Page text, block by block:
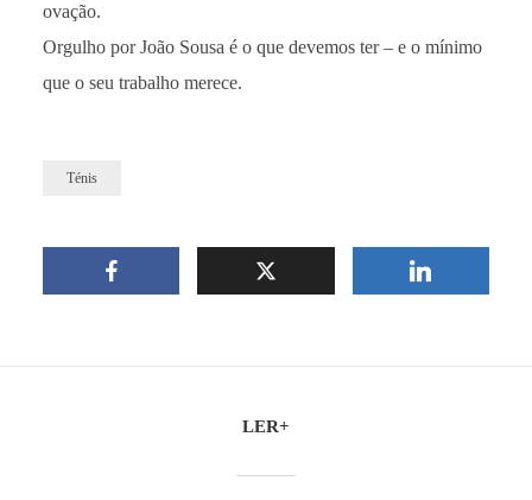
ovação.
Orgulho por João Sousa é o que devemos ter – e o mínimo
que o seu trabalho merece.
Ténis
LER+